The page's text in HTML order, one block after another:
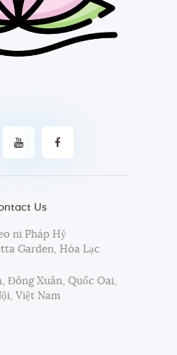
Us
ni Pháp Hỷ
Garden, Hòa Lạc
Đông Xuân, Quốc Oai,
Việt Nam